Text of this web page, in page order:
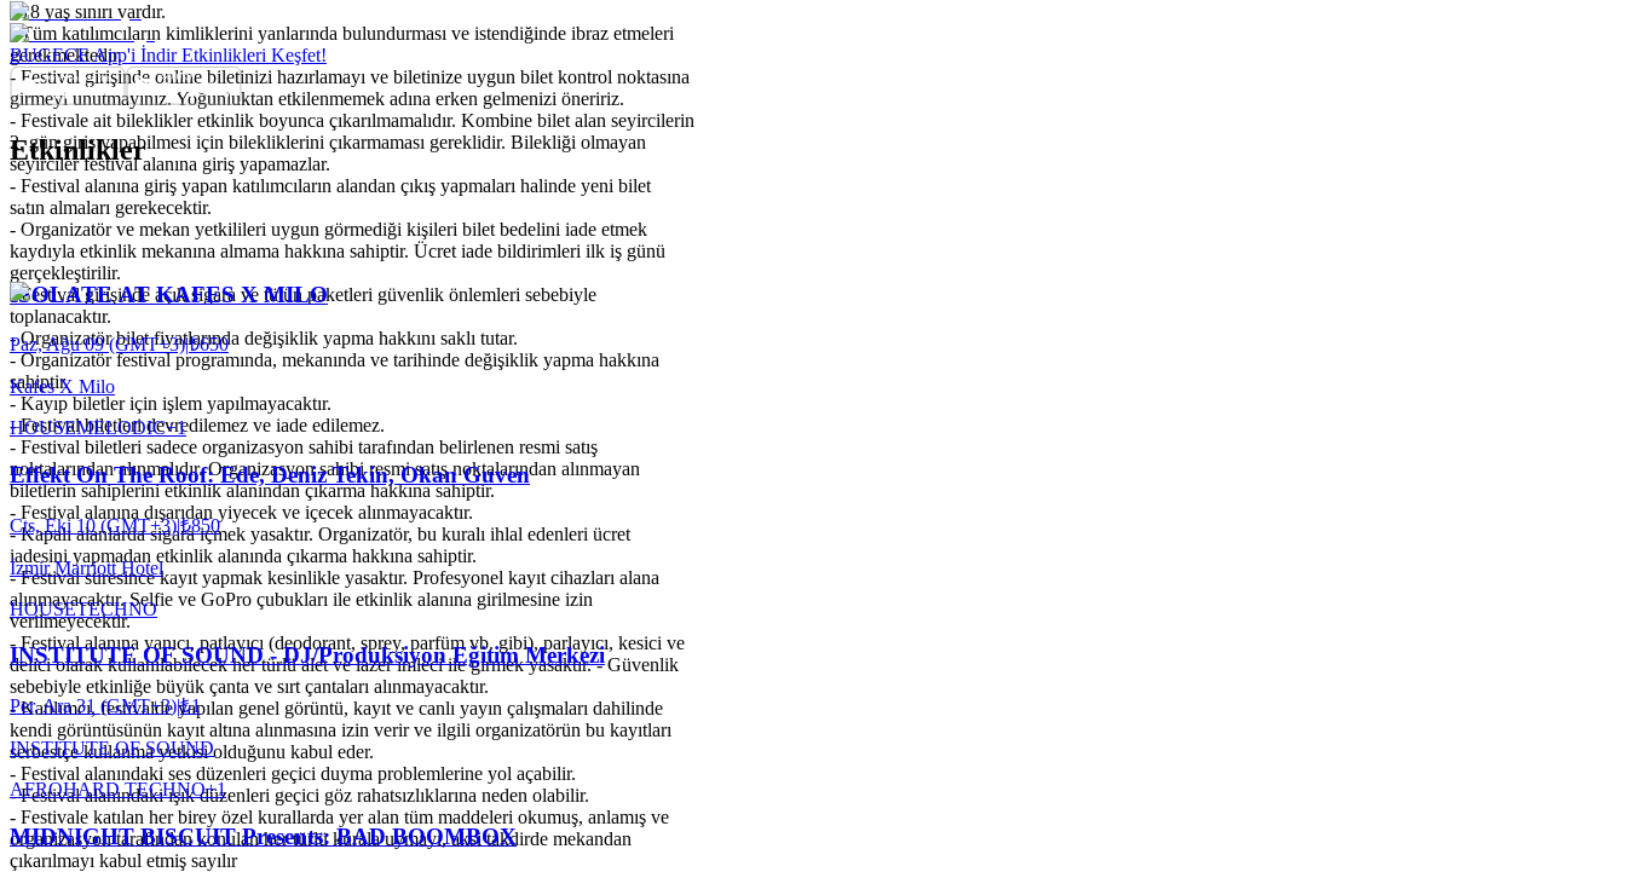
- 18 yaş sınırı vardır.
- Tüm katılımcıların kimliklerini yanlarında bulundurması ve istendiğinde ibraz etmeleri
gerekmektedir.
- Festival girişinde online biletinizi hazırlamayı ve biletinize uygun bilet kontrol noktasına
girmeyi unutmayınız. Yoğunluktan etkilenmemek adına erken gelmenizi öneririz.
- Festivale ait bileklikler etkinlik boyunca çıkarılmamalıdır. Kombine bilet alan seyircilerin
2. gün giriş yapabilmesi için bilekliklerini çıkarmaması gereklidir. Bilekliği olmayan
seyirciler festival alanına giriş yapamazlar.
- Festival alanına giriş yapan katılımcıların alandan çıkış yapmaları halinde yeni bilet
satın almaları gerekecektir.
- Organizatör ve mekan yetkilileri uygun görmediği kişileri bilet bedelini iade etmek
kaydıyla etkinlik mekanına almama hakkına sahiptir. Ücret iade bildirimleri ilk iş günü
gerçekleştirilir.
- Festival girişinde açık sigara ve tütün paketleri güvenlik önlemleri sebebiyle
toplanacaktır.
- Organizatör bilet fiyatlarında değişiklik yapma hakkını saklı tutar.
- Organizatör festival programında, mekanında ve tarihinde değişiklik yapma hakkına
sahiptir.
- Kayıp biletler için işlem yapılmayacaktır.
- Festival biletleri devredilemez ve iade edilemez.
- Festival biletleri sadece organizasyon sahibi tarafından belirlenen resmi satış
noktalarından alınmalıdır. Organizasyon sahibi resmi satış noktalarından alınmayan
biletlerin sahiplerini etkinlik alanından çıkarma hakkına sahiptir.
- Festival alanına dışarıdan yiyecek ve içecek alınmayacaktır.
- Kapalı alanlarda sigara içmek yasaktır. Organizatör, bu kuralı ihlal edenleri ücret
iadesini yapmadan etkinlik alanında çıkarma hakkına sahiptir.
- Festival süresince kayıt yapmak kesinlikle yasaktır. Profesyonel kayıt cihazları alana
alınmayacaktır. Selfie ve GoPro çubukları ile etkinlik alanına girilmesine izin
verilmeyecektir.
- Festival alanına yanıcı, patlayıcı (deodorant, sprey, parfüm vb. gibi), parlayıcı, kesici ve
delici olarak kullanılabilecek her türlü alet ve lazer imleci ile girmek yasaktır. - Güvenlik
sebebiyle etkinliğe büyük çanta ve sırt çantaları alınmayacaktır.
- Katılımcı, festivalde yapılan genel görüntü, kayıt ve canlı yayın çalışmaları dahilinde
kendi görüntüsünün kayıt altına alınmasına izin verir ve ilgili organizatörün bu kayıtları
serbestçe kullanma yetkisi olduğunu kabul eder.
- Festival alanındaki ses düzenleri geçici duyma problemlerine yol açabilir.
- Festival alanındaki ışık düzenleri geçici göz rahatsızlıklarına neden olabilir.
- Festivale katılan her birey özel kurallarda yer alan tüm maddeleri okumuş, anlamış ve
organizasyon tarafından konulan her türlü kurala uymayı, aksi takdirde mekandan
çıkarılmayı kabul etmiş sayılır
BUGECE App'i İndir Etkinlikleri Keşfet!
Etkinlikler
ISOLATE AT KAFES X MILO
Paz, Ağu 09 (GMT+3)|₺650
Kafes X Milo
HOUSEMELODIC+1
Effekt On The Roof: Ede, Deniz Tekin, Okan Guven
Cts, Eki 10 (GMT+3)|₺850
İzmir Marriott Hotel
HOUSETECHNO
INSTITUTE OF SOUND - DJ/Produksiyon Eğitim Merkezi
Per, Ara 31 (GMT+3)|₺1
INSTITUTE OF SOUND
AFROHARD TECHNO+1
MIDNIGHT BISCUIT Presents: BAD BOOMBOX